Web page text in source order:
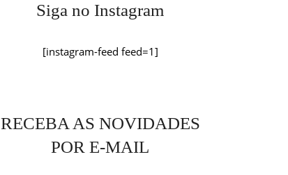
Siga no Instagram
[instagram-feed feed=1]
RECEBA AS NOVIDADES
POR E-MAIL